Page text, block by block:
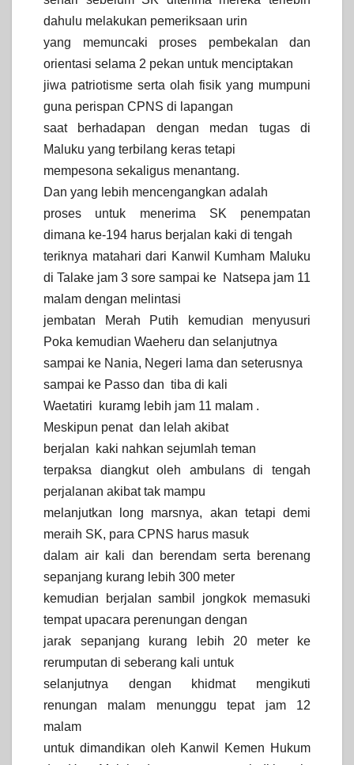
dahulu melakukan pemeriksaan urin
yang memuncaki proses pembekalan dan
orientasi selama 2 pekan untuk menciptakan
jiwa patriotisme serta olah fisik yang mumpuni
guna perispan CPNS di lapangan
saat berhadapan dengan medan tugas di
Maluku yang terbilang keras tetapi
mempesona sekaligus menantang.
Dan yang lebih mencengangkan adalah
proses untuk menerima SK penempatan
dimana ke-194 harus berjalan kaki di tengah
teriknya matahari dari Kanwil Kumham Maluku
di Talake jam 3 sore sampai ke Natsepa jam 11
malam dengan melintasi
jembatan Merah Putih kemudian menyusuri
Poka kemudian Waeheru dan selanjutnya
sampai ke Nania, Negeri lama dan seterusnya
sampai ke Passo dan tiba di kali
Waetatiri kuramg lebih jam 11 malam .
Meskipun penat dan lelah akibat
berjalan kaki nahkan sejumlah teman
terpaksa diangkut oleh ambulans di tengah
perjalanan akibat tak mampu
melanjutkan long marsnya, akan tetapi demi
meraih SK, para CPNS harus masuk
dalam air kali dan berendam serta berenang
sepanjang kurang lebih 300 meter
kemudian berjalan sambil jongkok memasuki
tempat upacara perenungan dengan
jarak sepanjang kurang lebih 20 meter ke
rerumputan di seberang kali untuk
selanjutnya dengan khidmat mengikuti
renungan malam menunggu tepat jam 12
malam
untuk dimandikan oleh Kanwil Kemen Hukum